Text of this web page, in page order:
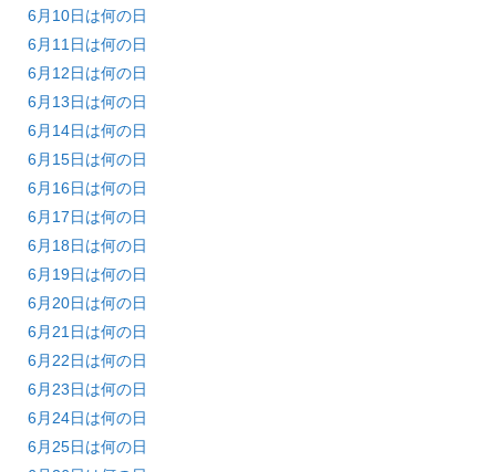
6月10日は何の日
6月11日は何の日
6月12日は何の日
6月13日は何の日
6月14日は何の日
6月15日は何の日
6月16日は何の日
6月17日は何の日
6月18日は何の日
6月19日は何の日
6月20日は何の日
6月21日は何の日
6月22日は何の日
6月23日は何の日
6月24日は何の日
6月25日は何の日